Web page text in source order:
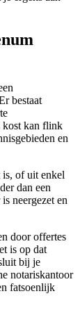
bestaat
kost kan flink
en
is, of uit enkel
dan een
neergezet en
door offertes
is op dat
bij je
notariskantoor
fatsoenlijk